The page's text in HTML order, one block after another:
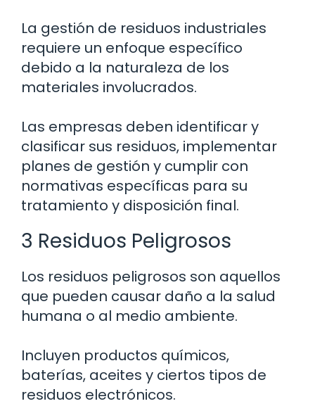
La gestión de residuos industriales
requiere un enfoque específico
debido a la naturaleza de los
materiales involucrados.
Las empresas deben identificar y
clasificar sus residuos, implementar
planes de gestión y cumplir con
normativas específicas para su
tratamiento y disposición final.
3 Residuos Peligrosos
Los residuos peligrosos son aquellos
que pueden causar daño a la salud
humana o al medio ambiente.
Incluyen productos químicos,
baterías, aceites y ciertos tipos de
residuos electrónicos.